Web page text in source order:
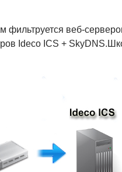
фильтруется веб-
Ideco ICS +